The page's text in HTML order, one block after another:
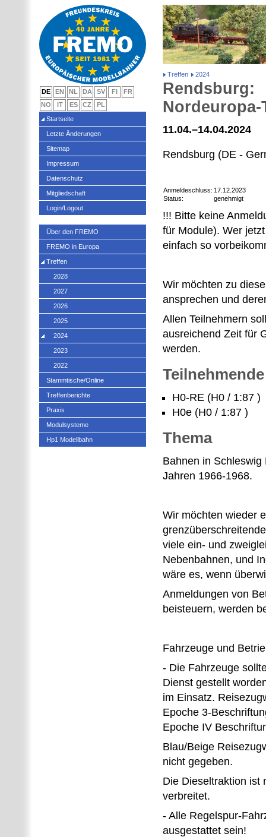
Treffen 2024
Rendsburg:
11.04.–14.04.2024
Rendsburg (DE -
Anmeldeschluss: 17.12.2023
Status:
genehmigt
!!! Bitte keine
für Module). Wer
einfach so
Wir möchten zu
ansprechen und
Allen Teilnehmern
ausreichend Zeit für
werden.
H0-RE (H0 / 1:87 )
H0e (H0 / 1:87 )
Thema
Bahnen in
Jahren 1966-1968.
Wir möchten wieder
viele ein- und
Nebenbahnen, und
wäre es, wenn
Anmeldungen von
beisteuern, werden
Fahrzeuge und
- Die Fahrzeuge
Dienst gestellt
im Einsatz.
Epoche 3-
Epoche IV
Blau/Beige
nicht gegeben.
Die Dieseltraktion ist
verbreitet.
- Alle Regelspur-
ausgestattet sein!
DE EN NL DA SV FI
FR
NO
IT ES CZ
PL
Startseite
Letzte Änderungen
Sitemap
Impressum
Datenschutz
Mitgliedschaft
Login/Logout
Über den FREMO
FREMO in Europa
Treffen
2028
2027
2026
2025
2024
2023
2022
Stammtische/Online
Treffenberichte
Praxis
Modulsysteme
Hp1 Modellbahn